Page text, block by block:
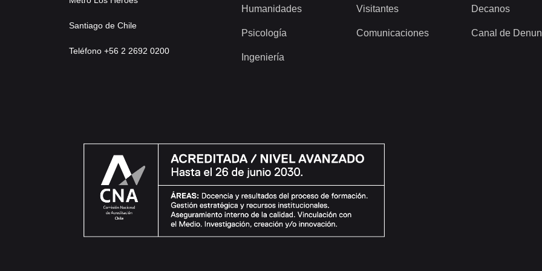
Santiago de Chile
Teléfono +56 2 2692 0200
Humanidades
Psicología
Ingeniería
Visitantes
Comunicaciones
Decanos
Canal de